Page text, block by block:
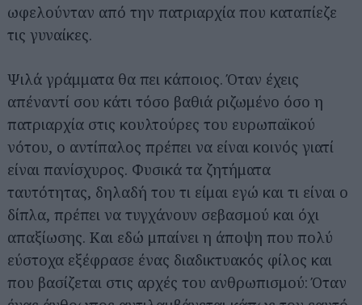
ωφελούνταν από την πατριαρχία που καταπίεζε
τις γυναίκες.
Ψιλά γράμματα θα πει κάποιος. Όταν έχεις
απέναντί σου κάτι τόσο βαθιά ριζωμένο όσο η
πατριαρχία στις κουλτούρες του ευρωπαϊκού
νότου, ο αντίπαλος πρέπει να είναι κοινός γιατί
είναι πανίσχυρος. Φυσικά τα ζητήματα
ταυτότητας, δηλαδή του τι είμαι εγώ και τι είναι ο
δίπλα, πρέπει να τυγχάνουν σεβασμού και όχι
απαξίωσης. Και εδώ μπαίνει η άποψη που πολύ
εύστοχα εξέφρασε ένας διαδικτυακός φίλος και
που βασίζεται στις αρχές του ανθρωπισμού: Όταν